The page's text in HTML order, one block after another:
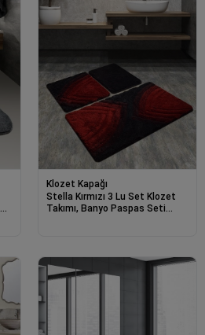
Klozet Kapağı
Stella Kırmızı 3 Lu Set Klozet
Takımı, Banyo Paspas Seti